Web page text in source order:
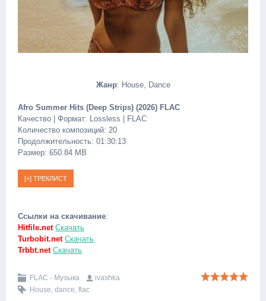
Жанр: House, Dance
Afro Summer Hits (Deep Strips) (2026) FLAC
Качество | Формат: Lossless | FLAC
Количество композиций: 20
Продолжительность: 01:30:13
Размер: 650.84 MB
Ссылки на скачивание:
Hitfile.net Скачать
Turbobit.net Скачать
Trbbt.net Скачать
FLAC - Музыка
ivashka
House, dance, flac